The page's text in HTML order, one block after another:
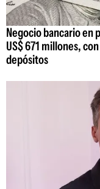
Negocio bancario en
US$ 671 millones,
depósitos